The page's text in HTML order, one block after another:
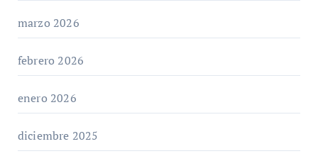
marzo 2026
febrero 2026
enero 2026
diciembre 2025